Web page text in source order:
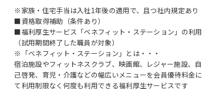
※家族・住宅手当は入社1年後の適用で、且つ社内規定あり
■資格取得補助（条件あり）
■福利厚生サービス「ベネフィット・ステーション」の利用
（試用期間終了した職員が対象）
※「ベネフィット・ステーション」とは・・・
宿泊施設やフィットネスクラブ、映画館、レジャー施設、自
己啓発、育児・介護などの幅広いメニューを会員優待料金に
て利用制限なく何度も利用できる福利厚生サービスです